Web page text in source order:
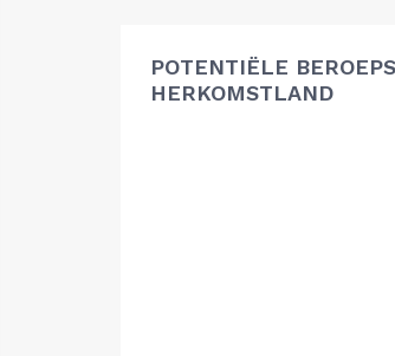
POTENTIËLE
HERKOMSTLAND